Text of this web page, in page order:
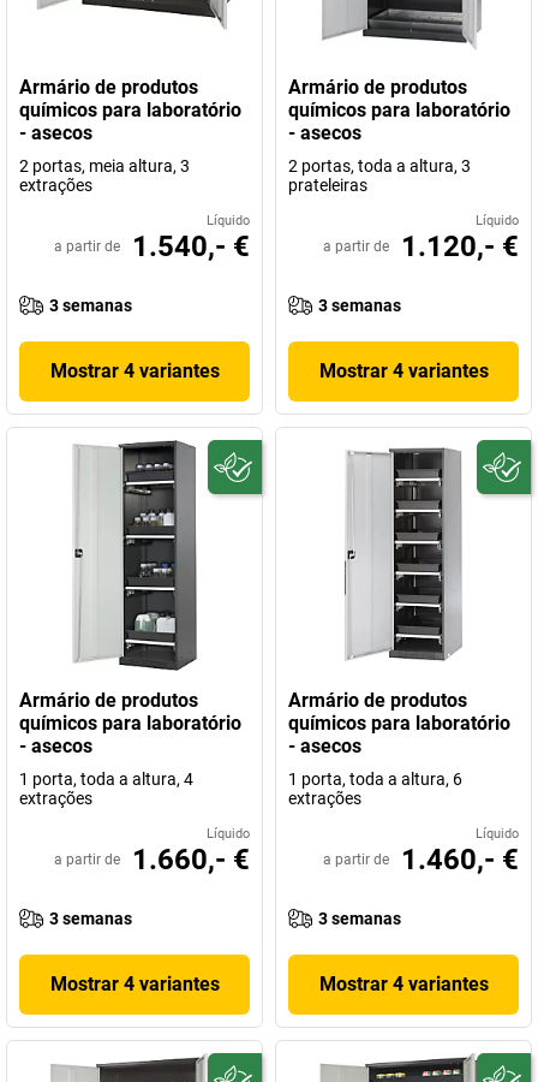
Armário de produtos
químicos para laboratório
- asecos
2 portas, meia altura, 3
extrações
Líquido
a partir de 1.540,- €
3 semanas
Mostrar 4 variantes
Armário de produtos
químicos para laboratório
- asecos
2 portas, toda a altura, 3
prateleiras
Líquido
a partir de 1.120,- €
3 semanas
Mostrar 4 variantes
Armário de produtos
químicos para laboratório
- asecos
1 porta, toda a altura, 4
extrações
Líquido
a partir de 1.660,- €
3 semanas
Mostrar 4 variantes
Armário de produtos
químicos para laboratório
- asecos
1 porta, toda a altura, 6
extrações
Líquido
a partir de 1.460,- €
3 semanas
Mostrar 4 variantes